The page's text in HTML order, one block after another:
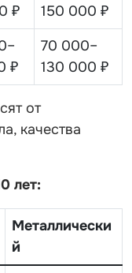
₽
150 000 ₽
₽
70 000–
130 000 ₽
от
качества
лет:
Металлически
й